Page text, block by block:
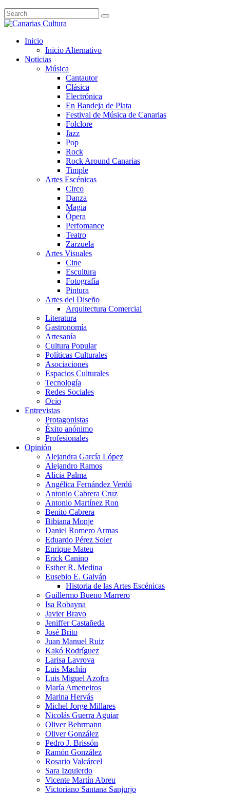
Inicio
Inicio Alternativo
Noticias
Música
Cantautor
Clásica
Electrónica
En Bandeja de Plata
Festival de Música de Canarias
Folclore
Jazz
Pop
Rock
Rock Around Canarias
Timple
Artes Escénicas
Circo
Danza
Magia
Ópera
Perfomance
Teatro
Zarzuela
Artes Visuales
Cine
Escultura
Fotografía
Pintura
Artes del Diseño
Arquitectura Comercial
Literatura
Gastronomía
Artesanía
Cultura Popular
Políticas Culturales
Asociaciones
Espacios Culturales
Tecnología
Redes Sociales
Ocio
Entrevistas
Protagonistas
Éxito anónimo
Profesionales
Opinión
Alejandra García López
Alejandro Ramos
Alicia Palma
Angélica Fernández Verdú
Antonio Cabrera Cruz
Antonio Martínez Ron
Benito Cabrera
Bibiana Monje
Daniel Romero Armas
Eduardo Pérez Soler
Enrique Mateu
Erick Canino
Esther R. Medina
Eusebio E. Galván
Historia de las Artes Escénicas
Guillermo Bueno Marrero
Isa Robayna
Javier Bravo
Jeniffer Castañeda
José Brito
Juan Manuel Ruiz
Kakó Rodríguez
Larisa Lavrova
Luis Machín
Luis Miguel Azofra
María Ameneiros
Marina Hervás
Michel Jorge Millares
Nicolás Guerra Aguiar
Oliver Behrmann
Oliver González
Pedro J. Brissón
Ramón González
Rosario Valcárcel
Sara Izquierdo
Vicente Martín Abreu
Victoriano Santana Sanjurjo